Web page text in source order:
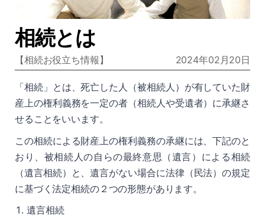
相続とは
【相続お役立ち情報 】 2024年02月20日
「相続」とは、死亡した人（被相続人）が有していた財
産上の権利義務を一定の者（相続人や受遺者）に承継さ
せることをいいます。
この相続による財産上の権利義務の承継には、下記のと
おり、被相続人の自らの最終意思（遺言）による相続
（遺言相続）と、遺言がない場合に法律（民法）の規定
に基づく法定相続の２つの形態があります。
遺言相続